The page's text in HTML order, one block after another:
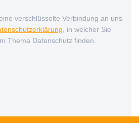
verschlüsselte Verbindung an uns
, in welcher Sie
Thema Datenschutz finden.